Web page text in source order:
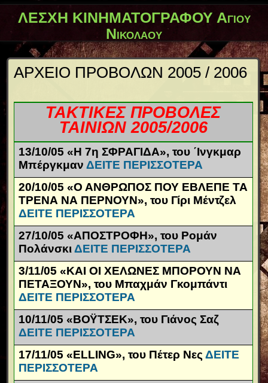
ΛΕΣΧΗ ΚΙΝΗΜΑΤΟΓΡΑΦΟΥ Αγίου
Νικολάου
ΑΡΧΕΙΟ ΠΡΟΒΟΛΩΝ 2005 / 2006
ΤΑΚΤΙΚΕΣ ΠΡΟΒΟΛΕΣ
ΤΑΙΝΙΩΝ 2005/2006
13/10/05 «Η 7η ΣΦΡΑΓΙΔΑ», του ΄Ινγκμαρ
Μπέργκμαν ΔΕΙΤΕ ΠΕΡΙΣΣΟΤΕΡΑ
20/10/05 «Ο ΑΝΘΡΩΠΟΣ ΠΟΥ ΕΒΛΕΠΕ ΤΑ
ΤΡΕΝΑ ΝΑ ΠΕΡΝΟΥΝ», του Γίρι Μέντζελ
ΔΕΙΤΕ ΠΕΡΙΣΣΟΤΕΡΑ
27/10/05 «ΑΠΟΣΤΡΟΦΗ», του Ρομάν
ΠολάνσκιΔΕΙΤΕ ΠΕΡΙΣΣΟΤΕΡΑ
3/11/05 «ΚΑΙ ΟΙ ΧΕΛΩΝΕΣ ΜΠΟΡΟΥΝ ΝΑ
ΠΕΤΑΞΟΥΝ», του Μπαχμάν Γκομπάντι
ΔΕΙΤΕ ΠΕΡΙΣΣΟΤΕΡΑ
10/11/05 «ΒΟΫΤΣΕΚ», του Γιάνος Σαζ
ΔΕΙΤΕ ΠΕΡΙΣΣΟΤΕΡΑ
17/11/05 «ELLING», του Πέτερ Νες ΔΕΙΤΕ
ΠΕΡΙΣΣΟΤΕΡΑ